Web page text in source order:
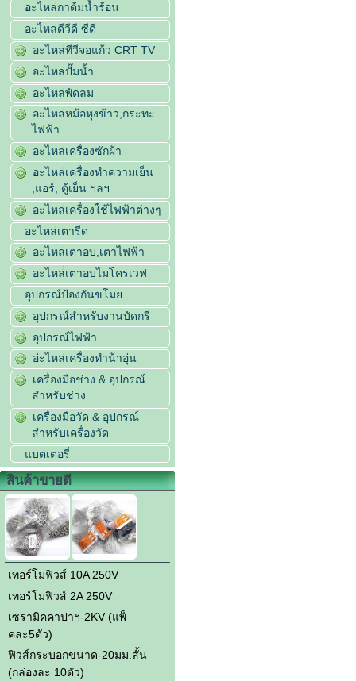
อะไหล่กาต้มน้ำร้อน
อะไหล่ดีวีดี ซีดี
อะไหล่ทีวีจอแก้ว CRT TV
อะไหล่ปั๊มน้ำ
อะไหล่พัดลม
อะไหล่หม้อหุงข้าว,กระทะ
ไฟฟ้า
อะไหล่เครื่องซักผ้า
อะไหล่เครื่องทำความเย็น
,แอร์, ตู้เย็น ฯลฯ
อะไหล่เครื่องใช้ไฟฟ้าต่างๆ
อะไหล่เตารีด
อะไหล่เตาอบ,เตาไฟฟ้า
อะไหล่่เตาอบไมโครเวฟ
อุปกรณ์ป้องกันขโมย
อุปกรณ์สำหรับงานบัดกรี
อุปกรณ์ไฟฟ้า
อ่ะไหล่เครื่องทำน้าอุ่น
เครื่องมือช่าง & อุปกรณ์
สำหรับช่าง
เครื่องมือวัด & อุปกรณ์
สำหรับเครื่องวัด
แบตเตอรี่
สินค้าขายดี
เทอร์โมฟิวส์ 10A 250V
เทอร์โมฟิวส์ 2A 250V
เซรามิคคาปาฯ-2KV (แพ็
คละ5ตัว)
ฟิวส์กระบอกขนาด-20มม.สั้น
(กล่องละ 10ตัว)